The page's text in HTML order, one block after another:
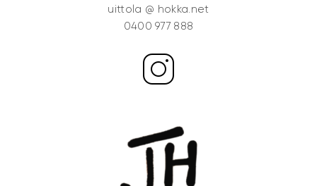
uittola @ hokka.net
0400 977 888